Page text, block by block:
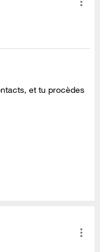
et tu procèdes